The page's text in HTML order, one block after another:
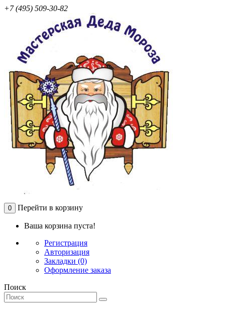
+7 (495) 509-30-82
0 Перейти в корзину
Ваша корзина пуста!
Регистрация
Авторизация
Закладки (0)
Оформление заказа
Поиск